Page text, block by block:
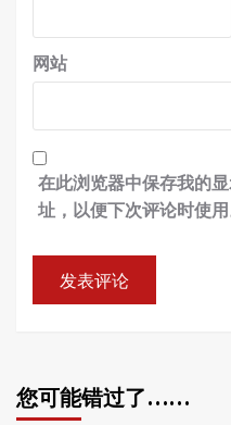
网站
在此浏览器中保存我的
址，以便下次评论时使用
您可能错过了……